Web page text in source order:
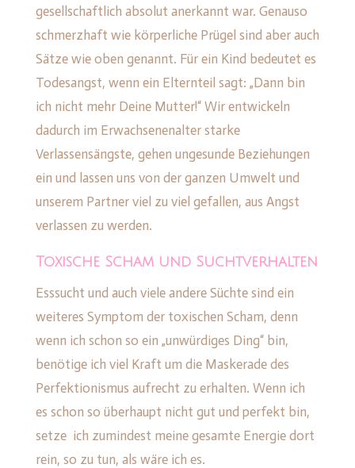
gesellschaftlich absolut anerkannt war. Genauso
schmerzhaft wie körperliche Prügel sind aber auch
Sätze wie oben genannt. Für ein Kind bedeutet es
Todesangst, wenn ein Elternteil sagt: „Dann bin
ich nicht mehr Deine Mutter!“ Wir entwickeln
dadurch im Erwachsenenalter starke
Verlassensängste, gehen ungesunde Beziehungen
ein und lassen uns von der ganzen Umwelt und
unserem Partner viel zu viel gefallen, aus Angst
verlassen zu werden.
Toxische Scham und Suchtverhalten
Esssucht und auch viele andere Süchte sind ein
weiteres Symptom der toxischen Scham, denn
wenn ich schon so ein „unwürdiges Ding“ bin,
benötige ich viel Kraft um die Maskerade des
Perfektionismus aufrecht zu erhalten. Wenn ich
es schon so überhaupt nicht gut und perfekt bin,
setze ich zumindest meine gesamte Energie dort
rein, so zu tun, als wäre ich es.